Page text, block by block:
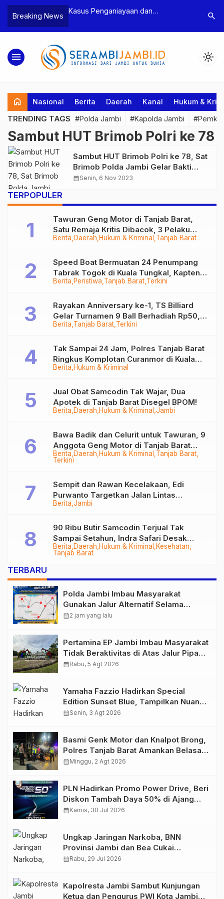
Breaking News
Bea Cukai
Pelaku beserta
dan 146 Gram
Kasus Penganiayaan dan
Tebo Tetapkan Dua Tersangka
Polres
Dua
search
menu light_mode
home Nasional Berita Daerah Kanal Hukum &
TRENDING TAGS #Polda Jambi #Kapolda Jambi
Sambut HUT Brimob Polri ke 78
Sambut HUT Brimob Polri ke 78, Sat
Brimob Polda Jambi Gelar Bakti
Kesehatan Donor Darah
calendar_monthSenin, 6 Nov 2023
TERPOPULER
Berita Daerah Hukum & Kriminal Tanjab Barat
Tawuran Geng Motor di Tanjab Barat,
Satu Remaja Kritis Dibacok, 3 Pelaku
Ditangkap
Berita Peristiwa Tanjab Barat Terkini
Speed Boat Bermuatan 24 Penumpang
Tabrak Togok di Kuala Tungkal, Kapten
Sempat Hilang
Berita Tanjab Barat Terkini
Rayakan Anniversary ke-1, TS Billiard
Gelar Turnamen 9 Ball Berhadiah Rp50,8
Juta
Berita Hukum & Kriminal
Tak Sampai 24 Jam, Polres Tanjab Barat
Ringkus Komplotan Curanmor di Kuala
Tungkal
Berita Daerah Hukum & Kriminal Jambi
Jual Obat Samcodin Tak Wajar, Dua
Apotek di Tanjab Barat Disegel BPOM!
Berita Daerah Hukum & Kriminal Tanjab Barat
Terkini
Bawa Badik dan Celurit untuk Tawuran, 9
Anggota Geng Motor di Tanjab Barat
Diringkus
Berita Jambi
Sempit dan Rawan Kecelakaan, Edi
Purwanto Targetkan Jalan Lintas
Tungkal-Jambi Mulus di 2028
Berita Daerah Hukum & Kriminal
Kesehatan
Tanjab Barat
90 Ribu Butir Samcodin Terjual Tak
Sampai Setahun, Indra Safari Desak
Audit Menyeluruh
TERBARU
Polda Jambi Imbau Masyarakat
Gunakan Jalur Alternatif Selama
Pelaksanaan Presisi Merdeka Run
calendar_month2 jam yang lalu
Pertamina EP Jambi Imbau Masyarakat
Tidak Beraktivitas di Atas Jalur Pipa
Migas Demi Keselamatan Bersama
calendar_monthRabu, 5 Agt 2026
Yamaha Fazzio Hadirkan Special
Edition Sunset Blue, Tampilkan Nuansa
Retro Summer yang Semakin Skena
calendar_monthSenin, 3 Agt 2026
Basmi Genk Motor dan Knalpot Brong,
Polres Tanjab Barat Amankan Belasan
Kendaraan
calendar_monthMinggu, 2 Agt 2026
PLN Hadirkan Promo Power Drive, Beri
Diskon Tambah Daya 50% di Ajang
GIIAS 2026
calendar_monthKamis, 30 Jul 2026
Ungkap Jaringan Narkoba, BNN
Provinsi Jambi dan Bea Cukai
Amankan Sembilan Pelaku beserta
calendar_monthRabu, 29 Jul 2026
Kapolresta Jambi Sambut Kunjungan
Ketua dan Pengurus PWI Kota Jambi